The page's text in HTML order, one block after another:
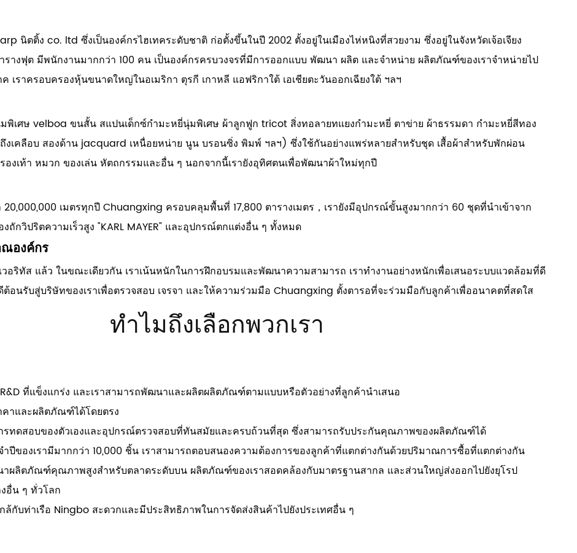
นิตติ้ง co. ltd ซึ่งเป็นองค์กรไฮเทคระดับชาติ ก่อตั้งขึ้นในปี 2002 ตั้งอยู่ในเมืองไห่หนิงที่สวยงาม ซึ่งอยู่ในจังหวัดเจ้อเจียง
างฟุต มีพนักงานมากกว่า 100 คน เป็นองค์กรครบวงจรที่มีการออกแบบ พัฒนา ผลิต และจำหน่าย ผลิตภัณฑ์ของเราจำหน่ายไป
เราครอบครองหุ้นขนาดใหญ่ในอเมริกา ตุรกี เกาหลี แอฟริกาใต้ เอเชียตะวันออกเฉียงใต้ ฯลฯ
พิเศษ velboa ขนสั้น สแปนเด็กซ์กำมะหยี่นุ่มพิเศษ ผ้าลูกฟูก tricot สิ่งทอลายทแยงกำมะหยี่ ตาข่าย ผ้าธรรมดา กำมะหยี่สีทอง
เคลือบ สองด้าน jacquard เหนื่อยหน่าย นูน บรอนซิ่ง พิมพ์ ฯลฯ) ซึ่งใช้กันอย่างแพร่หลายสำหรับชุด เสื้อผ้าสำหรับพักผ่อน
งเท้า หมวก ของเล่น หัตถกรรมและอื่น ๆ นอกจากนี้เรายังอุทิศตนเพื่อพัฒนาผ้าใหม่ทุกปี
20,000,000 เมตรทุกปี Chuangxing ครอบคลุมพื้นที่ 17,800 ตารางเมตร，เรายังมีอุปกรณ์ขั้นสูงมากกว่า 60 ชุดที่นำเข้าจาก
งถักวิปริตความเร็วสูง "KARL MAYER" และอุปกรณ์ตกแต่งอื่น ๆ ทั้งหมด
องค์กร
วอริทัส แล้ว ในขณะเดียวกัน เราเน้นหนักในการฝึกอบรมและพัฒนาความสามารถ เราทำงานอย่างหนักเพื่อเสนอระบบแวดล้อมที่ดี
อนรับสู่บริษัทของเราเพื่อตรวจสอบ เจรจา และให้ความร่วมมือ Chuangxing ตั้งตารอที่จะร่วมมือกับลูกค้าเพื่ออนาคตที่สดใส
ทำไมถึงเลือกพวกเรา
ที่แข็งแกร่ง และเราสามารถพัฒนาและผลิตผลิตภัณฑ์ตามแบบหรือตัวอย่างที่ลูกค้านำเสนอ
คาและผลิตภัณฑ์ได้โดยตรง
ทดสอบของตัวเองและอุปกรณ์ตรวจสอบที่ทันสมัยและครบถ้วนที่สุด ซึ่งสามารถรับประกันคุณภาพของผลิตภัณฑ์ได้
ำปีของเรามีมากกว่า 10,000 ชิ้น เราสามารถตอบสนองความต้องการของลูกค้าที่แตกต่างกันด้วยปริมาณการซื้อที่แตกต่างกัน
าผลิตภัณฑ์คุณภาพสูงสำหรับตลาดระดับบน ผลิตภัณฑ์ของเราสอดคล้องกับมาตรฐานสากล และส่วนใหญ่ส่งออกไปยังยุโรป
อื่น ๆ ทั่วโลก
ล้กับท่าเรือ Ningbo สะดวกและมีประสิทธิภาพในการจัดส่งสินค้าไปยังประเทศอื่น ๆ